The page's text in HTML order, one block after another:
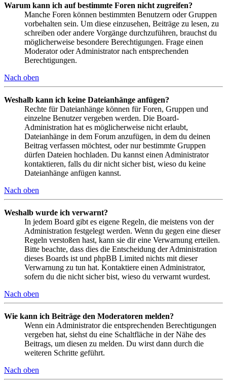
Warum kann ich auf bestimmte Foren nicht zugreifen?
Manche Foren können bestimmten Benutzern oder Gruppen
vorbehalten sein. Um diese einzusehen, Beiträge zu lesen, zu
schreiben oder andere Vorgänge durchzuführen, brauchst du
möglicherweise besondere Berechtigungen. Frage einen
Moderator oder Administrator nach entsprechenden
Berechtigungen.
Nach oben
Weshalb kann ich keine Dateianhänge anfügen?
Rechte für Dateianhänge können für Foren, Gruppen und
einzelne Benutzer vergeben werden. Die Board-
Administration hat es möglicherweise nicht erlaubt,
Dateianhänge in dem Forum anzufügen, in dem du deinen
Beitrag verfassen möchtest, oder nur bestimmte Gruppen
dürfen Dateien hochladen. Du kannst einen Administrator
kontaktieren, falls du dir nicht sicher bist, wieso du keine
Dateianhänge anfügen kannst.
Nach oben
Weshalb wurde ich verwarnt?
In jedem Board gibt es eigene Regeln, die meistens von der
Administration festgelegt werden. Wenn du gegen eine dieser
Regeln verstoßen hast, kann sie dir eine Verwarnung erteilen.
Bitte beachte, dass dies die Entscheidung der Administration
dieses Boards ist und phpBB Limited nichts mit dieser
Verwarnung zu tun hat. Kontaktiere einen Administrator,
sofern du die nicht sicher bist, wieso du verwarnt wurdest.
Nach oben
Wie kann ich Beiträge den Moderatoren melden?
Wenn ein Administrator die entsprechenden Berechtigungen
vergeben hat, siehst du eine Schaltfläche in der Nähe des
Beitrags, um diesen zu melden. Du wirst dann durch die
weiteren Schritte geführt.
Nach oben